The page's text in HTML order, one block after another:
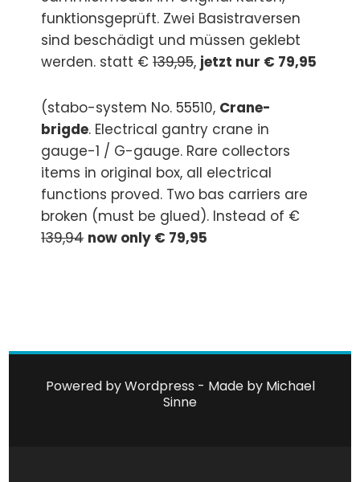
funktionsgeprüft. Zwei Basistraversen
sind beschädigt und müssen geklebt
werden. statt €139,95, jetzt nur € 79,95
(stabo-system No. 55510, Crane-
brigde. Electrical gantry crane in
gauge-1 / G-gauge. Rare collectors
items in original box, all electrical
functions proved. Two bas carriers are
broken (must be glued). Instead of €
139,94 now only € 79,95
Powered by Wordpress - Made by Michael
Sinne